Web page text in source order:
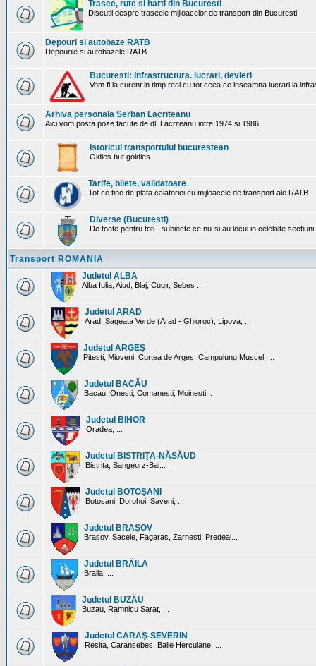
Trasee, rute si harti din Bucuresti
Discutii despre traseele mijloacelor de transport din Bucuresti
Depouri si autobaze RATB
Depourile si autobazele RATB
Bucuresti: Infrastructura. lucrari, devieri
Vom fi la curent in timp real cu tot ceea ce inseamna lucrari la
Arhiva personala Serban Lacriteanu
Aici vom posta poze facute de dl. Lacriteanu intre 1974 si 1986
Istoricul transportului bucurestean
Oldies but goldies
Tarife, bilete, validatoare
Tot ce tine de plata calatoriei cu mijloacele de transport ale RATB
Diverse (Bucuresti)
De toate pentru toti - subiecte ce nu-si au locul in celelalte
Transport ROMANIA
Judetul ALBA
Alba Iulia, Aiud, Blaj, Cugir, Sebes ...
Judetul ARAD
Arad, Sageata Verde (Arad - Ghioroc), Lipova, ...
Judetul ARGEŞ
Pitesti, Mioveni, Curtea de Arges, Campulung Muscel, ...
Judetul BACĂU
Bacau, Onesti, Comanesti, Moinesti...
Judetul BIHOR
Oradea, ...
Judetul BISTRIŢA-NĂSĂUD
Bistrita, Sangeorz-Bai...
Judetul BOTOŞANI
Botosani, Dorohoi, Saveni, ...
Judetul BRAŞOV
Brasov, Sacele, Fagaras, Zarnesti, Predeal...
Judetul BRĂILA
Braila, ...
Judetul BUZĂU
Buzau, Ramnicu Sarat, ...
Judetul CARAŞ-SEVERIN
Resita, Caransebes, Baile Herculane, ...